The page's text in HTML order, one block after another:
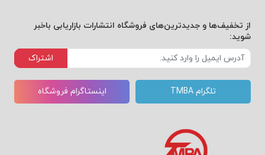
از تخفیف‌ها و جدیدترین‌های فروشگاه انتشارات بازاریابی باخبر
شوید:
اشتراک
تلگرام TMBA اینستاگرام فروشگاه